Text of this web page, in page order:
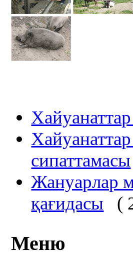
сипаттамасы
Жануарлар
қағидасы
(
Меню